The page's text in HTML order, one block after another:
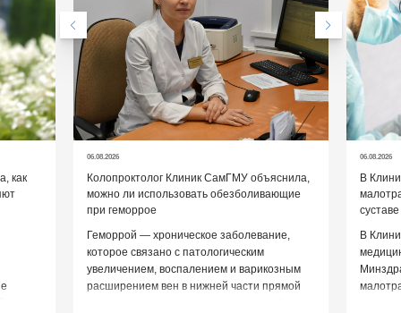
как
06.08.2026
Колопроктолог Клиник СамГМУ объяснила,
можно ли использовать обезболивающие
при геморрое
Геморрой — хроническое заболевание,
которое связано с патологическим
увеличением, воспалением и варикозным
расширением вен в нижней части прямой
06.08.2026
В
суставе
В